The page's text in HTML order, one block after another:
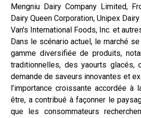
Mengniu Dairy Company Limited,
Dairy Queen Corporation, Unipex
Van's International Foods, Inc. et
Dans le scénario actuel, le marché
gamme diversifiée de produits,
traditionnelles, des yaourts glacés,
demande de saveurs innovantes et
l’importance croissante accordée à
être, a contribué à façonner le
que les consommateurs